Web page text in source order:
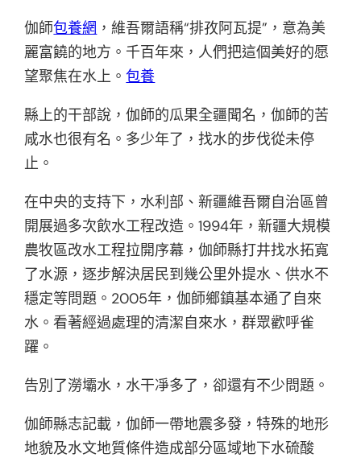
伽師包養網 ，維吾爾語稱“排孜阿瓦提”，意為美
麗富饒的地方。千百年來，人們把這個美好的愿
望聚焦在水上。包養
縣上的干部說，伽師的瓜果全疆聞名，伽師的苦
咸水也很有名。多少年了，找水的步伐從未停
止。
在中央的支持下，水利部、新疆維吾爾自治區曾
開展過多次飲水工程改造。1994年，新疆大規模
農牧區改水工程拉開序幕，伽師縣打井找水拓寬
了水源，逐步解決居民到幾公里外提水、供水不
穩定等問題。2005年，伽師鄉鎮基本通了自來
水。看著經過處理的清潔自來水，群眾歡呼雀
躍。
告別了澇壩水，水干凈多了，卻還有不少問題。
伽師縣志記載，伽師一帶地震多發，特殊的地形
地貌及水文地質條件造成部分區域地下水硫酸